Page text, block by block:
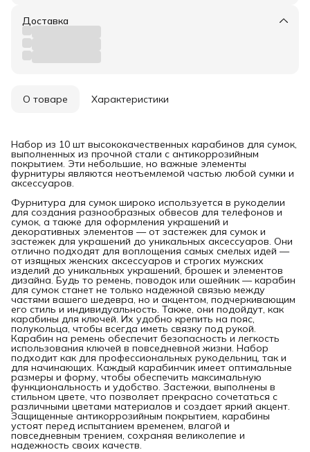
Доставка
О товаре Характеристики
Набор из 10 шт высококачественных карабинов для сумок,
выполненных из прочной стали с антикоррозийным
покрытием. Эти небольшие, но важные элементы
фурнитуры являются неотъемлемой частью любой сумки и
аксессуаров.
Фурнитура для сумок широко используется в рукоделии
для создания разнообразных обвесов для телефонов и
сумок, а также для оформления украшений и
декоративных элементов — от застежек для сумок и
застежек для украшений до уникальных аксессуаров. Они
отлично подходят для воплощения самых смелых идей —
от изящных женских аксессуаров и строгих мужских
изделий до уникальных украшений, брошек и элементов
дизайна. Будь то ремень, поводок или ошейник — карабин
для сумок станет не только надежной связью между
частями вашего шедевра, но и акцентом, подчеркивающим
его стиль и индивидуальность. Также, они подойдут, как
карабины для ключей. Их удобно крепить на пояс,
полукольца, чтобы всегда иметь связку под рукой.
Карабин на ремень обеспечит безопасность и легкость
использования ключей в повседневной жизни. Набор
подходит как для профессиональных рукодельниц, так и
для начинающих. Каждый карабинчик имеет оптимальные
размеры и форму, чтобы обеспечить максимальную
функциональность и удобство. Застежки, выполнены в
стильном цвете, что позволяет прекрасно сочетаться с
различными цветами материалов и создает яркий акцент.
Защищенные антикоррозийным покрытием, карабины
устоят перед испытанием временем, влагой и
повседневным трением, сохраняя великолепие и
надежность своих качеств.